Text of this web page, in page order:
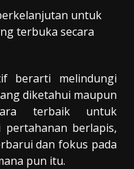
untuk
terbuka secara
berarti melindungi
diketahui maupun
terbaik untuk
pertahanan berlapis,
dan fokus pada
pun itu.